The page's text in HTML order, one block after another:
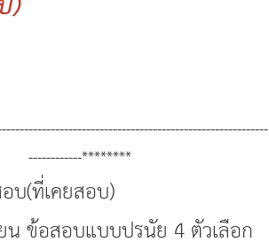
------------********
บ(ที่เคยสอบ)
น ข้อสอบแบบปรนัย 4 ตัวเลือก